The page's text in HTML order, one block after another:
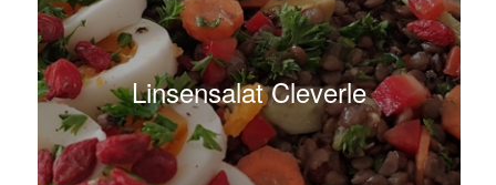
Linsensalat Cleverle